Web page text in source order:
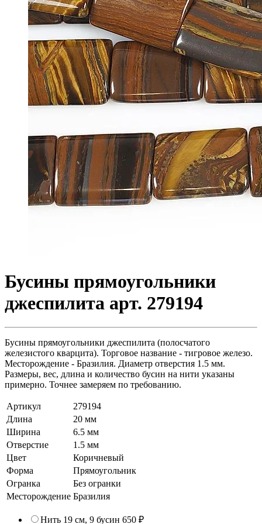
Бусины прямоугольники
джеспилита арт. 279194
Бусины прямоугольники джеспилита (полосчатого
железистого кварцита). Торговое название - тигровое железо.
Месторождение - Бразилия. Диаметр отверстия 1.5 мм.
Размеры, вес, длина и количество бусин на нити указаны
примерно. Точнее замеряем по требованию.
Артикул
279194
Длина
20 мм
Ширина
6.5 мм
Отверстие
1.5 мм
Цвет
Коричневый
Форма
Прямоугольник
Огранка
Без огранки
Месторождение Бразилия
Нить 19 см, 9 бусин 650 ₽